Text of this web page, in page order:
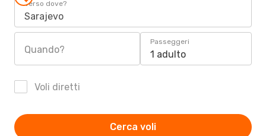
Verso dove?
Sarajevo
Quando?
Passeggeri
1 adulto
Voli diretti
Cerca voli